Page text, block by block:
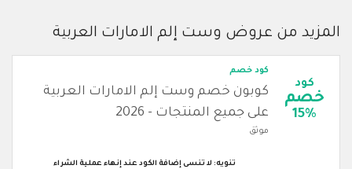
المزيد من عروض وست إلم الامارات العربية
كود
خصم
15%
كود خصم
كوبون خصم وست إلم الامارات العربية
على جميع المنتجات - 2026
موثق
تنويه: لا تنسى إضافة الكود عند إنهاء عملية الشراء